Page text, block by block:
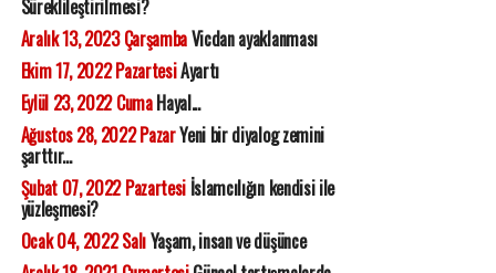
Süreklileştirilmesi?
Aralık 13, 2023 ÇarşambaVicdan ayaklanması
Ekim 17, 2022 PazartesiAyartı
Eylül 23, 2022 CumaHayal...
Ağustos 28, 2022 PazarYeni bir diyalog zemini
şarttır...
Şubat 07, 2022 Pazartesiİslamcılığın kendisi ile
yüzleşmesi?
Ocak 04, 2022 SalıYaşam, insan ve düşünce